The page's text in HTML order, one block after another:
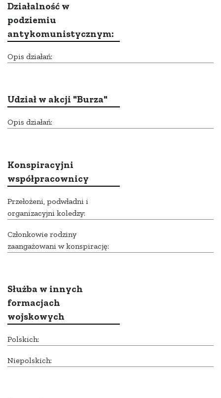
Działalność w
podziemiu
antykomunistycznym:
Opis działań:
Udział w akcji "Burza"
Opis działań:
Konspiracyjni
współpracownicy
Przełożeni, podwładni i
organizacyjni koledzy:
Członkowie rodziny
zaangażowani w konspirację:
Służba w innych
formacjach
wojskowych
Polskich:
Niepolskich: